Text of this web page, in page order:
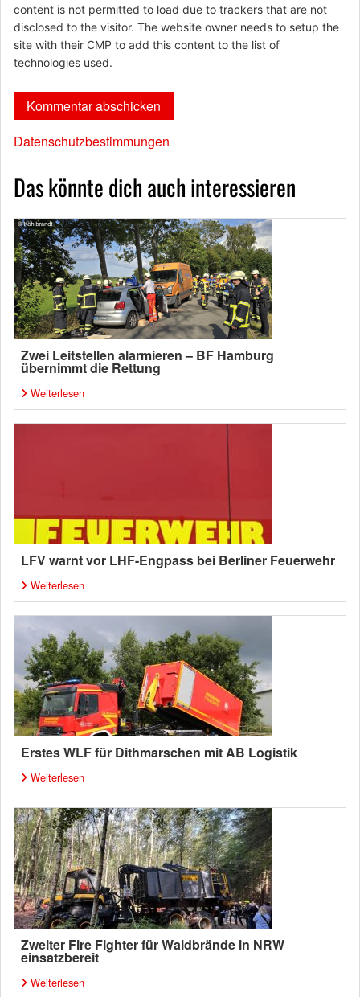
content is not permitted to load due to trackers that are not
disclosed to the visitor. The website owner needs to setup the
site with their CMP to add this content to the list of
technologies used.
Datenschutzbestimmungen
Das könnte dich auch interessieren
Zwei Leitstellen alarmieren – BF Hamburg
übernimmt die Rettung
Weiterlesen
LFV warnt vor LHF-Engpass bei Berliner Feuerwehr
Weiterlesen
Erstes WLF für Dithmarschen mit AB Logistik
Weiterlesen
Zweiter Fire Fighter für Waldbrände in NRW
einsatzbereit
Weiterlesen